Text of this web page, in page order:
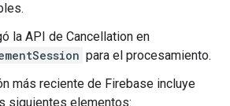
la API de Cancellation en
para el procesamiento.
más reciente de Firebase incluye
siguientes elementos: